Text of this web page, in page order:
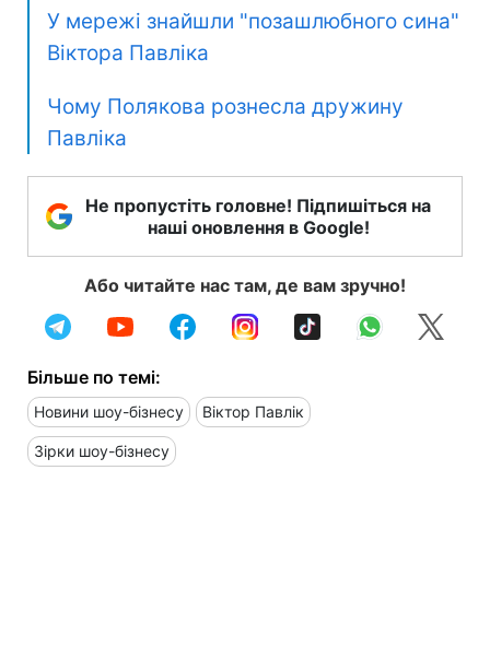
У мережі знайшли "позашлюбного сина"
Віктора Павліка
Чому Полякова рознесла дружину
Павліка
Не пропустіть головне! Підпишіться на
наші оновлення в Google!
Або читайте нас там, де вам зручно!
Більше по темі:
Новини шоу-бізнесу Віктор Павлік
Зірки шоу-бізнесу